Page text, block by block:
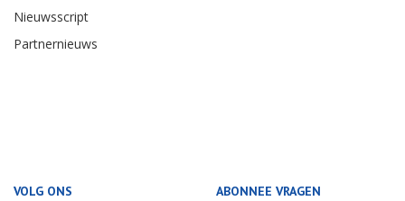
Nieuwsscript
Partnernieuws
VOLG ONS ABONNEE VRAGEN